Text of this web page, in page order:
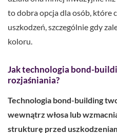
to dobra opcja dla osób, które
uszkodzeń, szczególnie gdy
koloru.
Jak technologia bond-
rozjaśniania?
Technologia bond-building
wewnątrz włosa lub
strukturę przed